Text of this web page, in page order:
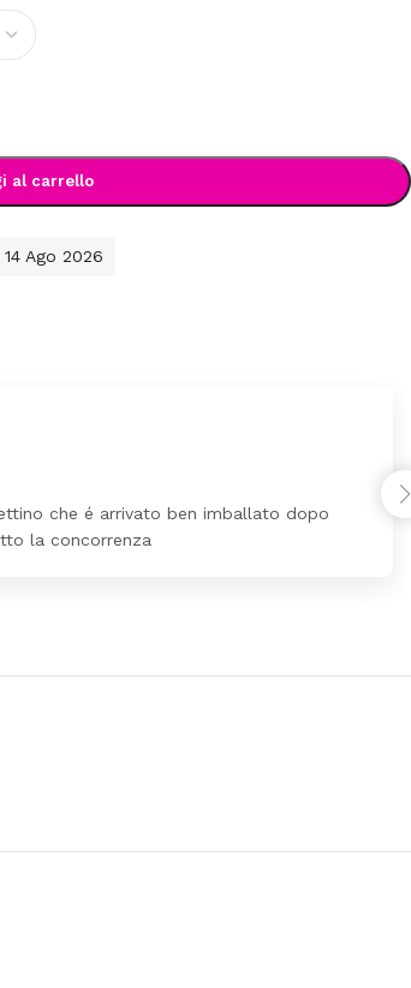
al carrello
Ago 2026
che é arrivato ben imballato dopo
la concorrenza